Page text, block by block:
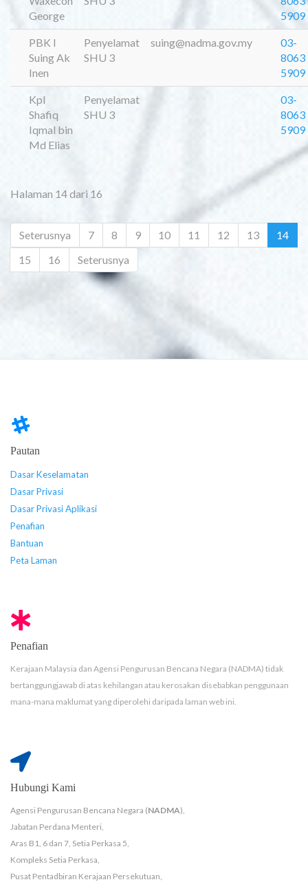
George
5909
PBK I
Suing Ak
Inen
Penyelamat
SHU 3
suing@nadma.gov.my
03-
8063
5909
Kpl
Shafiq
Iqmal bin
Md Elias
Penyelamat
SHU 3
03-
8063
5909
Halaman 14 dari 16
Seterusnya 7 8 9 10 11 12 13
14
15
16 Seterusnya
Pautan
Dasar Keselamatan
Dasar Privasi
Dasar Privasi Aplikasi
Penafian
Bantuan
Peta Laman
Penafian
Kerajaan Malaysia dan Agensi Pengurusan Bencana Negara (NADMA) tidak
bertanggungjawab di atas kehilangan atau kerosakan disebabkan penggunaan
mana-mana maklumat yang diperolehi daripada laman web ini.
Hubungi Kami
Agensi Pengurusan Bencana Negara (NADMA),
Jabatan Perdana Menteri,
Aras B1, 6 dan 7, Setia Perkasa 5,
Kompleks Setia Perkasa,
Pusat Pentadbiran Kerajaan Persekutuan,